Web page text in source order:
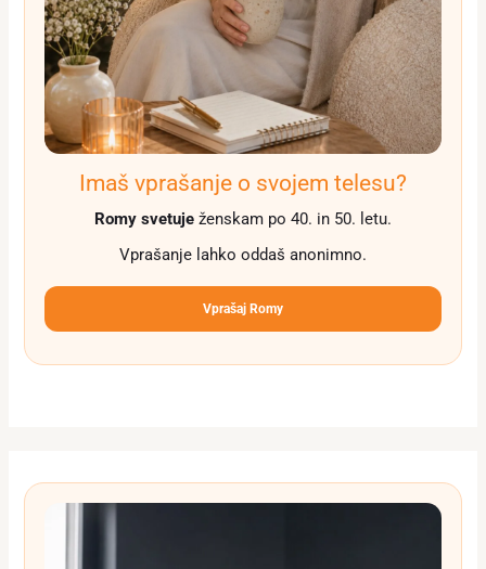
Imaš vprašanje o svojem telesu?
Romy svetuje ženskam po 40. in 50. letu.
Vprašanje lahko oddaš anonimno.
Vprašaj Romy